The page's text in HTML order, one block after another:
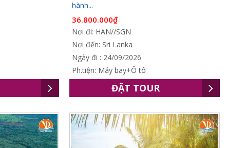
hành...
36.800.000₫
Nơi đi: HAN//SGN
Nơi đến: Sri Lanka
Ngày đi : 24/09/2026
Ph.tiện: Máy bay+Ô tô
ĐẶT TOUR